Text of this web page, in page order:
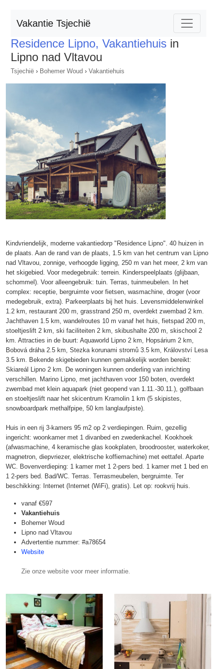
Vakantie Tsjechië
Residence Lipno, Vakantiehuis in
Lipno nad Vltavou
Tsjechië › Bohemer Woud › Vakantiehuis
Kindvriendelijk, moderne vakantiedorp "Residence Lipno". 40 huizen in
de plaats. Aan de rand van de plaats, 1.5 km van het centrum van Lipno
nad Vltavou, zonnige, verhoogde ligging, 250 m van het meer, 2 km van
het skigebied. Voor medegebruik: terrein. Kinderspeelplaats (glijbaan,
schommel). Voor alleengebruik: tuin. Terras, tuinmeubelen. In het
complex: receptie, bergruimte voor fietsen, wasmachine, droger (voor
medegebruik, extra). Parkeerplaats bij het huis. Levensmiddelenwinkel
1.2 km, restaurant 200 m, grasstrand 250 m, overdekt zwembad 2 km.
Jachthaven 1.5 km, wandelroutes 10 m vanaf het huis, fietspad 200 m,
stoeltjeslift 2 km, ski faciliteiten 2 km, skibushalte 200 m, skischool 2
km. Attracties in de buurt: Aquaworld Lipno 2 km, Hopsárium 2 km,
Bobová dráha 2.5 km, Stezka korunami stromů 3.5 km, Království Lesa
3.5 km. Bekende skigebieden kunnen gemakkelijk worden bereikt:
Skiareál Lipno 2 km. De woningen kunnen onderling van inrichting
verschillen. Marino Lipno, met jachthaven voor 150 boten, overdekt
zwembad met klein aquapark (niet geopend van 1.11.-30.11.), golfbaan
en stoeltjeslift naar het skicentrum Kramolin 1 km (5 skipistes,
snowboardpark methalfpipe, 50 km langlaufpiste).
Huis in een rij 3-kamers 95 m2 op 2 verdiepingen. Ruim, gezellig
ingericht: woonkamer met 1 divanbed en zwedenkachel. Kookhoek
(afwasmachine, 4 keramische glas kookplaten, broodrooster, waterkoker,
magnetron, diepvriezer, elektrische koffiemachine) met eettafel. Aparte
WC. Bovenverdieping: 1 kamer met 1 2-pers bed. 1 kamer met 1 bed en
1 2-pers bed. Bad/WC. Terras. Terrasmeubelen, bergruimte. Ter
beschikking: Internet (Internet (WiFi), gratis). Let op: rookvrij huis.
vanaf €597
Vakantiehuis
Bohemer Woud
Lipno nad Vltavou
Advertentie nummer: #a78654
Website
Zie onze website voor meer informatie.